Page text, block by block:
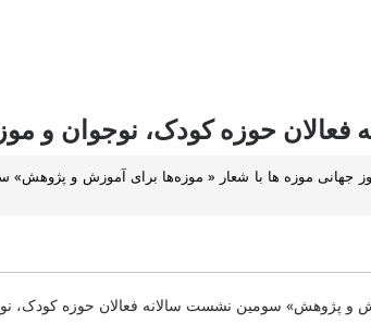
حوزه کودک، نوجوان و
جهانی موزه ها با شعار « موزه‌ها برای آموزش و
و پژوهش» سومین نشست سالانه فعالان حوزه کودک،